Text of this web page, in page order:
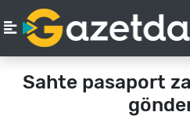
Sahte pasaport